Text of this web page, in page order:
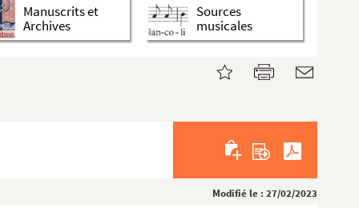
Manuscrits et
Archives
Sources
musicales
Modifié le : 27/02/2023
1857